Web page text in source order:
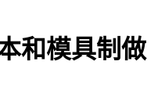
和模具制做